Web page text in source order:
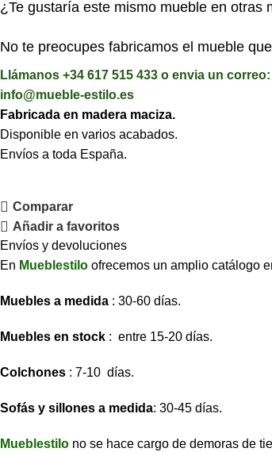
¿Te gustaría este mismo mueble en otras
No te preocupes fabricamos el mueble
Llámanos +34 617 515 433 o envia un correo:
info@mueble-estilo.es
Fabricada en madera maciza.
Disponible en varios acabados.
Envíos a toda España.
Comparar
Añadir a favoritos
Envíos y devoluciones
En Mueblestilo ofrecemos un amplio catálogo
Muebles a medida : 30-60 días.
Muebles en stock : entre 15-20 días.
Colchones : 7-10 días.
Sofás y sillones a medida: 30-45 días.
Mueblestilo no se hace cargo de demoras de